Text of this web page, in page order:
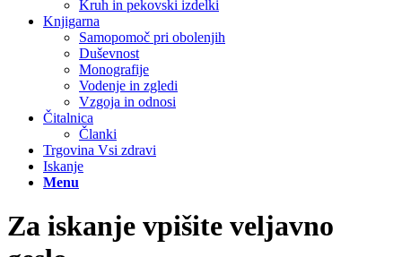
Kruh in pekovski izdelki
Knjigarna
Samopomoč pri obolenjih
Duševnost
Monografije
Vodenje in zgledi
Vzgoja in odnosi
Čitalnica
Članki
Trgovina Vsi zdravi
Iskanje
Menu
Za iskanje vpišite veljavno